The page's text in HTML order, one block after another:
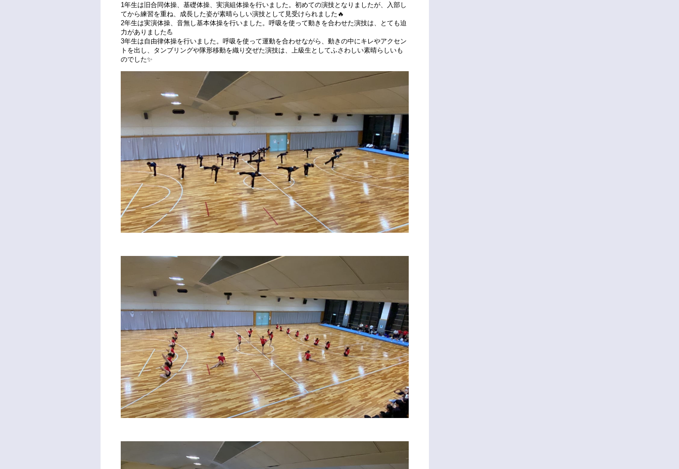
1年生は旧合同体操、基礎体操、実演組体操を行いました。初めての演技となりましたが、入部し
てから練習を重ね、成長した姿が素晴らしい演技として見受けられました🔥
2年生は実演体操、音無し基本体操を行いました。呼吸を使って動きを合わせた演技は、とても迫
力がありました💪
3年生は自由律体操を行いました。呼吸を使って運動を合わせながら、動きの中にキレやアクセン
トを出し、タンブリングや隊形移動を織り交ぜた演技は、上級生としてふさわしい素晴らしいも
のでした✨